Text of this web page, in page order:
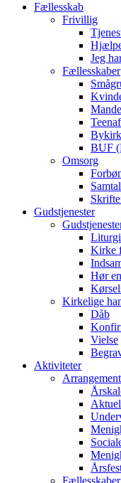
Fællesskab
Frivillig
Jeg
Fællesskaber
BUF
Omsorg
Gudstjenester
Kirke
Hør
Kirkelige
Dåb
Vielse
Aktiviteter
Fællesskaber